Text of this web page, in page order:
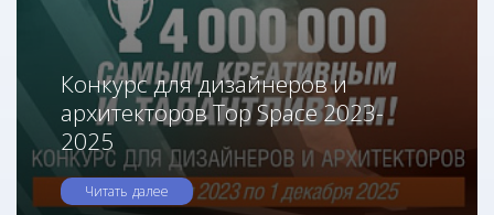
Конкурс для дизайнеров и
архитекторов Top Space 2023-
2025
Читать далее